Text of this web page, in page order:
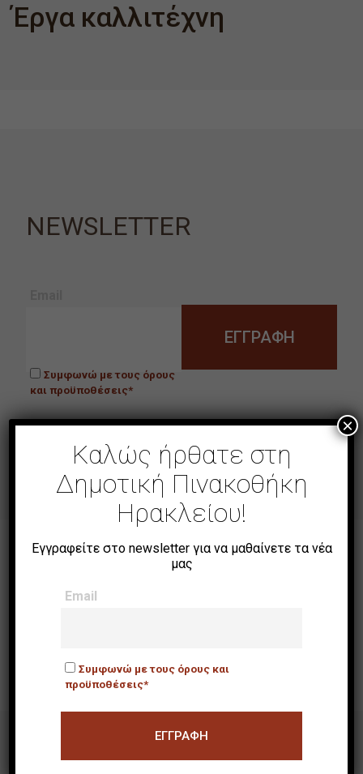
Έργα καλλιτέχνη
NEWSLETTER
Συμφωνώ με τους όρους
και προϋποθέσεις*
ΒΡΕΙΤΕ ΜΑΣ
Καλώς ήρθατε στη
Δημοτική Πινακοθήκη
Ηρακλείου!
Εγγραφείτε στο newsletter για να μαθαίνετε τα νέα
μας
Email
Συμφωνώ με τους όρους και
προϋποθέσεις*
×